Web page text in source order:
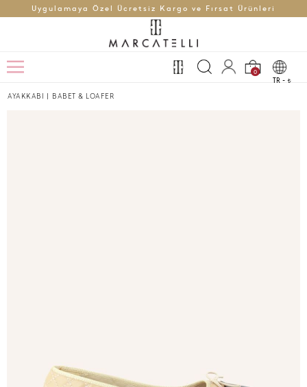
Uygulamaya Özel Ücretsiz Kargo ve Fırsat Ürünleri
0
TR - t
AYAKKABI | BABET & LOAFER